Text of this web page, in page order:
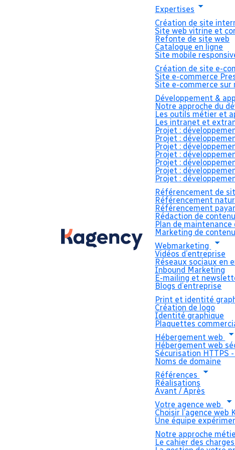
Expertises
Création de site
Site web vitrine et
Refonte de site web
Catalogue en ligne
Site mobile
Création de site e-
Site e-commerce
Site e-commerce sur
Développement &
Notre approche du
Les outils métier et
Les intranet et
Projet :
Projet :
Projet :
Projet :
Projet :
Projet :
Projet :
Référencement de
Référencement
Référencement
Rédaction de
Plan de maintenance
Marketing de
Webmarketing
Vidéos d’entreprise
Réseaux sociaux en
Inbound Marketing
E-mailing et
Blogs d’entreprise
Print et identité
Création de logo
Identité graphique
Plaquettes
Hébergement web
Hébergement web
Sécurisation HTTPS -
Noms de domaine
Références
Réalisations
Avant / Après
Votre agence web
Choisir l’agence web
Une équipe
Notre approche
Le cahier des
L'école
projet de
créer son
L'école des Anges retient le